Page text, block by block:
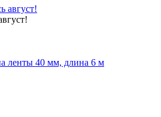
ленты 40 мм, длина 6 м